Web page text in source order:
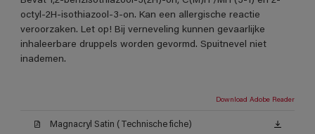
octyl-2H-isothiazool-3-on. Kan een allergische reactie
veroorzaken. Let op! Bij verneveling kunnen gevaarlijke
inhaleerbare druppels worden gevormd. Spuitnevel niet
inademen.
Download Adobe Reader
Magnacryl Satin (Technische fiche)